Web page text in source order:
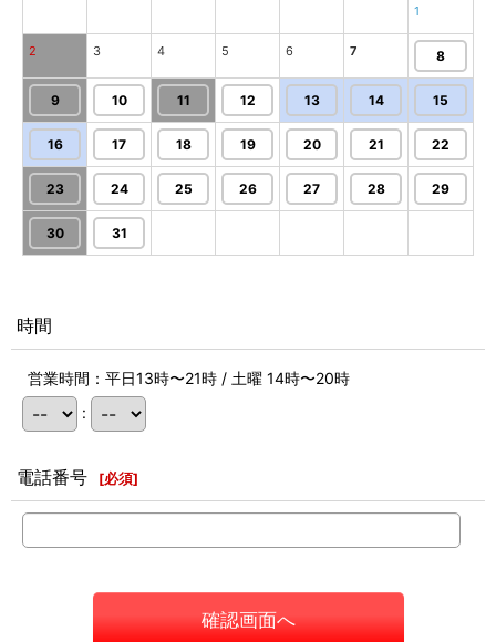
1
2 3 4 5 6 7 8
9 10 11 12 13 14 15
16 17 18 19 20 21 22
23 24 25 26 27 28 29
30 31
時間
営業時間：平日13時〜21時 / 土曜 14時〜20時
:
電話番号 [必須]
確認画面へ